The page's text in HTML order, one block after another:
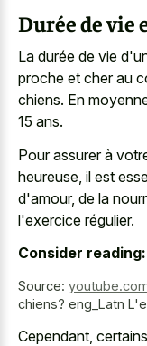
Durée de vie
La durée de vie
proche et cher au
chiens. En
15 ans.
Pour assurer à
heureuse, il est
d'amour, de la
l'exercice régulier.
Consider reading:
Source:
chiens? eng_Latn
Cependant,